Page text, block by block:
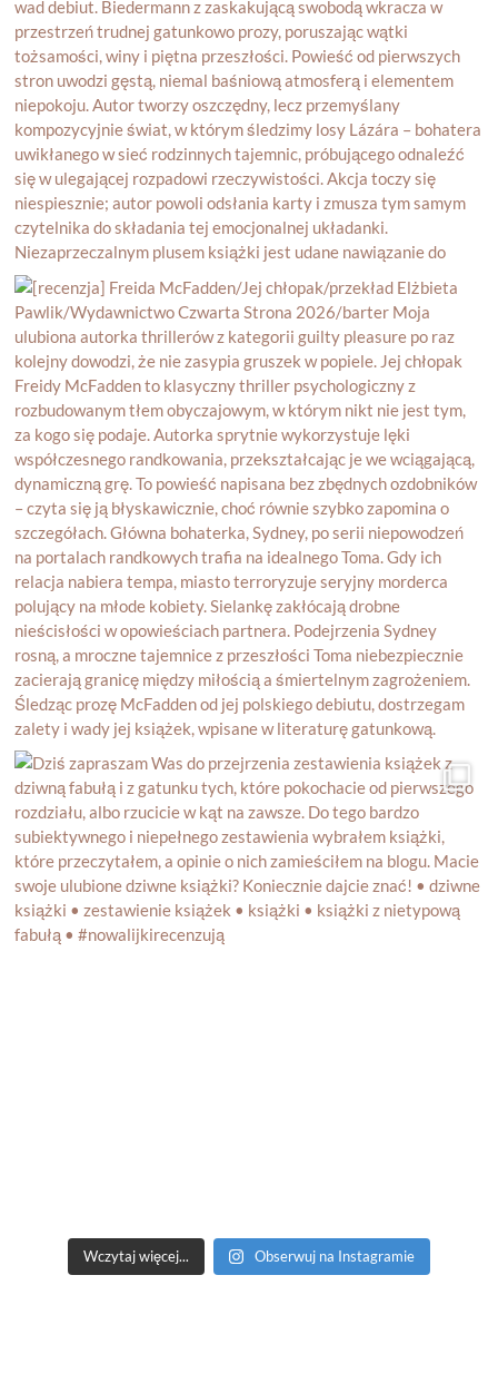
Wczytaj więcej... Obserwuj na Instagramie